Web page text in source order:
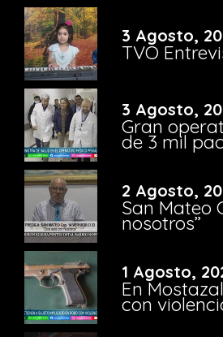
3 Agosto,
TVO
3 Agosto,
Gran
de 3 mil
2 Agosto,
San Mateo
nosotros”
1 Agosto,
En
con